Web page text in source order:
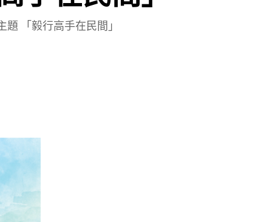
「毅行高手在民間」